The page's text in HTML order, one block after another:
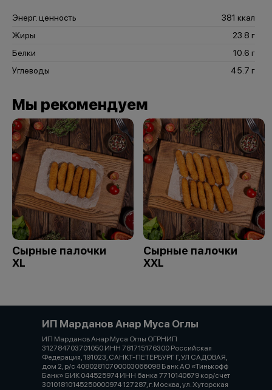
Энерг. ценность
381 ккал
Жиры
23.8 г
Белки
10.6 г
Углеводы
45.7 г
Мы рекомендуем
Сырные палочки
XL
Сырные палочки
XXL
ИП Марданов Анар Муса Оглы
ИП Марданов Анар Муса Оглы ОГРНИП
312784703701050 ИНН 781715176300 Российская
Федерация, 191023, САНКТ-ПЕТЕРБУРГ Г, УЛ САДОВАЯ,
дом 2, р/с 40802810700003066098 Банк АО «Тинькофф
Банк» БИК 044525974 ИНН банка 7710140679 кор/счет
30101810145250000974 127287, г. Москва, ул. Хуторская